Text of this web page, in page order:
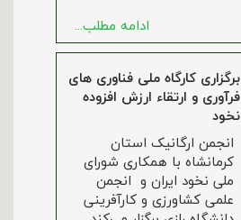
ادامه مطلب...
برگزاری کارگاه ملی فناوری های
فرآوری و ارتقاء ارزش افزوده
نخود
انجمن ارگانیک استان
کرمانشاه با همکاری شورای
ملی نخود ایران و انجمن
علمی کشاورزی و کارآفرینی